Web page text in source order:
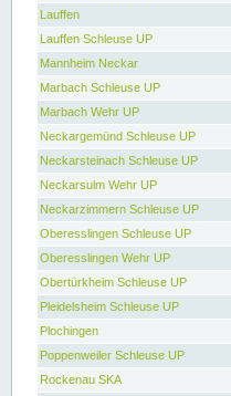
Lauffen
Lauffen Schleuse UP
Mannheim Neckar
Marbach Schleuse UP
Marbach Wehr UP
Neckargemünd Schleuse UP
Neckarsteinach Schleuse UP
Neckarsulm Wehr UP
Neckarzimmern Schleuse UP
Oberesslingen Schleuse UP
Oberesslingen Wehr UP
Obertürkheim Schleuse UP
Pleidelsheim Schleuse UP
Plochingen
Poppenweiler Schleuse UP
Rockenau SKA